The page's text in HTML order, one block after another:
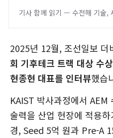
기사 함께 읽기 — 수전해 기술,
2025년 12월, 조선일보 더
회 기후테크 트랙 대상 수
현종현 대표를 인터뷰했습
KAIST 박사과정에서 AEM
술력을 산업 현장에 적용
경, Seed 5억 원과 Pre-A